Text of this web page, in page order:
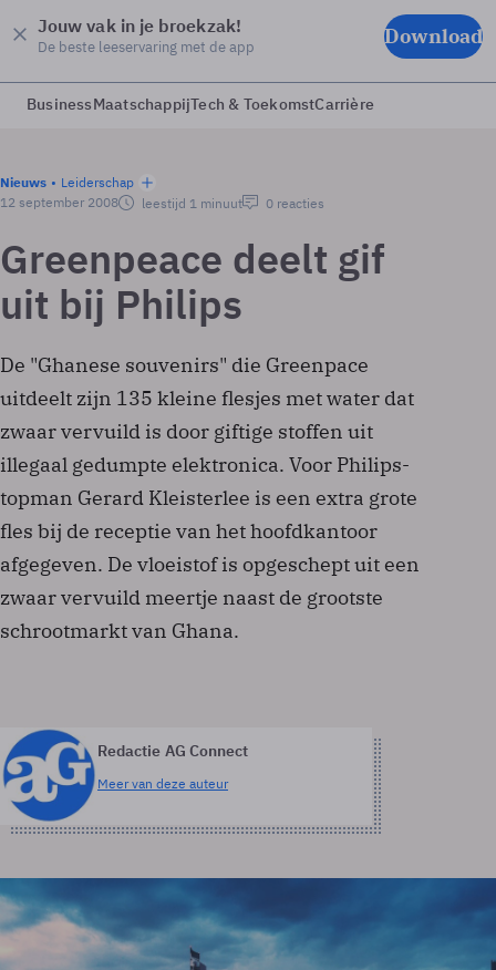
Jouw vak in je broekzak!
De beste leeservaring met de app Download
BusinessMaatschappijTech & ToekomstCarrière
Nieuws
Leiderschap
12 september 2008
leestijd 1 minuut 0 reacties
Greenpeace deelt gif
uit bij Philips
De "Ghanese souvenirs" die Greenpace
uitdeelt zijn 135 kleine flesjes met water dat
zwaar vervuild is door giftige stoffen uit
illegaal gedumpte elektronica. Voor Philips-
topman Gerard Kleisterlee is een extra grote
fles bij de receptie van het hoofdkantoor
afgegeven. De vloeistof is opgeschept uit een
zwaar vervuild meertje naast de grootste
schrootmarkt van Ghana.
Redactie AG Connect
Meer van deze auteur